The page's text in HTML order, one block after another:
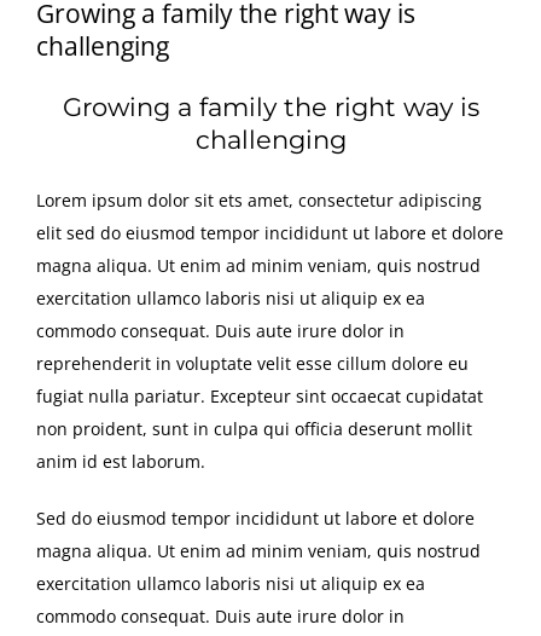
Growing a family the right way is
challenging
Growing a family the right way is
challenging
Lorem ipsum dolor sit ets amet, consectetur adipiscing
elit sed do eiusmod tempor incididunt ut labore et dolore
magna aliqua. Ut enim ad minim veniam, quis nostrud
exercitation ullamco laboris nisi ut aliquip ex ea
commodo consequat. Duis aute irure dolor in
reprehenderit in voluptate velit esse cillum dolore eu
fugiat nulla pariatur. Excepteur sint occaecat cupidatat
non proident, sunt in culpa qui officia deserunt mollit
anim id est laborum.
Sed do eiusmod tempor incididunt ut labore et dolore
magna aliqua. Ut enim ad minim veniam, quis nostrud
exercitation ullamco laboris nisi ut aliquip ex ea
commodo consequat. Duis aute irure dolor in